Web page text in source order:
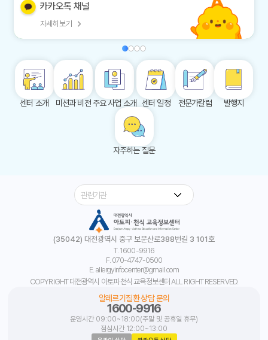
카카오톡 채널
자세히 보기
센터 소개 미션과 비전 주요 사업 소개 센터 일정 전문가칼럼 발행지
자주하는 질문
(35042) 대전광역시 중구 보문산로388번길 3 101호
T. 1600-9916
F. 070-4747-0500
E. allergyinfocenter@gmail.com
COPYRIGHT 대전광역시 아토피·천식 교육정보센터 ALL RIGHT RESERVED.
알레르기질환 상담 문의
1600-9916
운영시간 09:00~18:00(주말 및 공휴일 휴무)
점심시간 12:00~13:00